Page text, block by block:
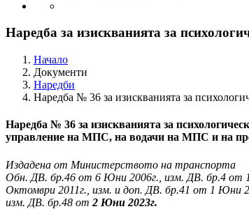
Наредба за изискванията за
Начало
Документи
Наредби
Наредба № 36 за изискванията за
Наредба № 36 за изискванията за
управление на МПС, на водачи на МПС и на
Издадена от Министерството на транспорта
Обн. ДВ. бр.46 от 6 Юни 2006г., изм. ДВ. бр.4 от
Октомври 2011г., изм. и доп. ДВ. бр.41 от 1 Юни
изм. ДВ. бр.48 от 2 Юни 2023г.